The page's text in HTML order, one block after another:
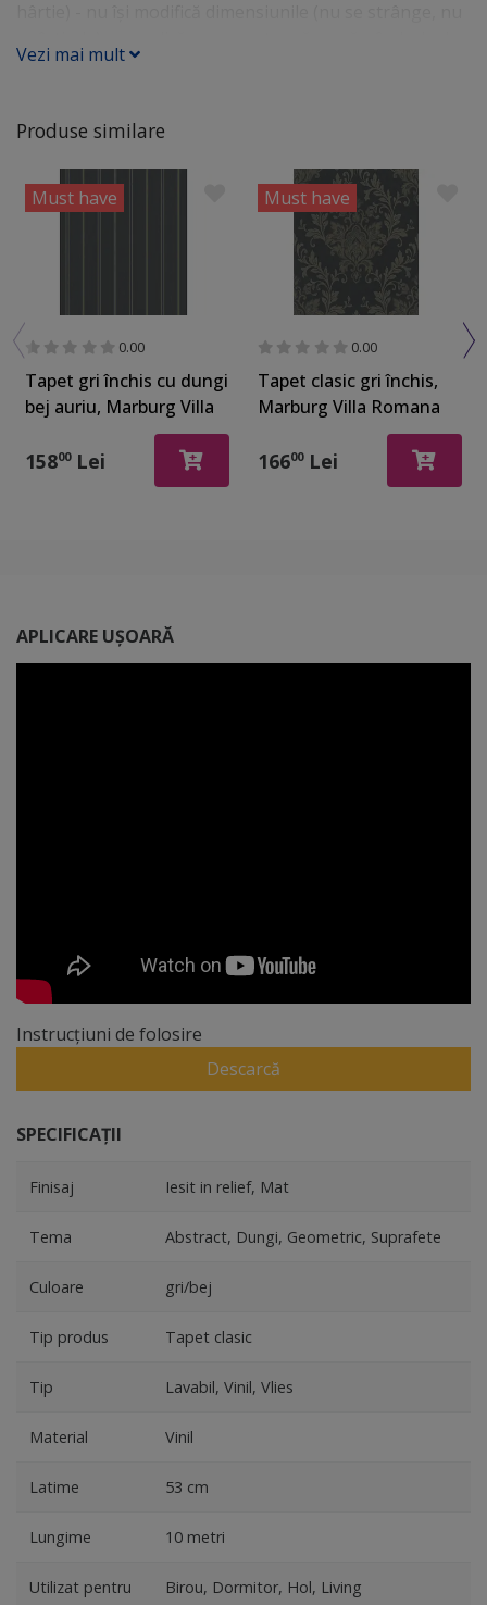
aer - se poate îndepărta uşor, fără să fie nevoie
Vezi mai mult
Produse similare
Must have
0.00
Tapet gri închis cu dungi
bej auriu, Marburg Villa
15800Lei
Must have
0.00
Tapet clasic gri închis,
Marburg Villa Romana
16600Lei
APLICARE UȘOARĂ
Instrucțiuni de folosire
Descarcă
SPECIFICAȚII
Finisaj Iesit in relief, Mat
Tema Abstract, Dungi, Geometric, Suprafete
Culoare gri/bej
Tip produs Tapet clasic
Tip Lavabil, Vinil, Vlies
Material Vinil
Latime 53 cm
Lungime 10 metri
Utilizat pentru Birou, Dormitor, Hol, Living